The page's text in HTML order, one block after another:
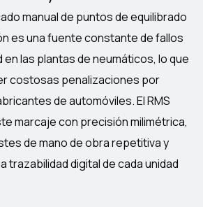
manual de puntos de equilibrado
es una fuente constante de fallos
en las plantas de neumáticos, lo que
costosas penalizaciones por
de automóviles. El RMS
marcaje con precisión milimétrica,
de mano de obra repetitiva y
trazabilidad digital de cada unidad